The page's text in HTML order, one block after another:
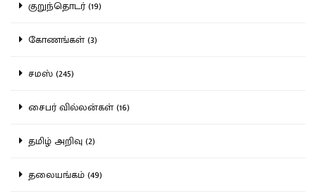
குறுந்தொடர் (19)
கோணங்கள் (3)
சமஸ் (245)
சைபர் வில்லன்கள் (16)
தமிழ் அறிவு (2)
தலையங்கம் (49)